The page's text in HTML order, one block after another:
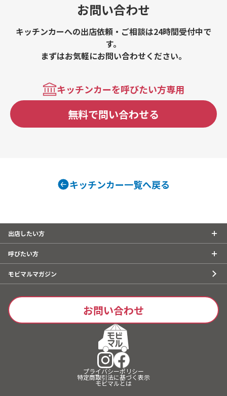
お問い合わせ
キッチンカーへの出店依頼・ご相談は24時間受付中で
す。
まずはお気軽にお問い合わせください。
キッチンカーを呼びたい方専用
無料で問い合わせる
キッチンカー一覧へ戻る
出店したい方
呼びたい方
モビマルマガジン
お問い合わせ
プライバシーポリシー
特定商取引法に基づく表示
モビマルとは